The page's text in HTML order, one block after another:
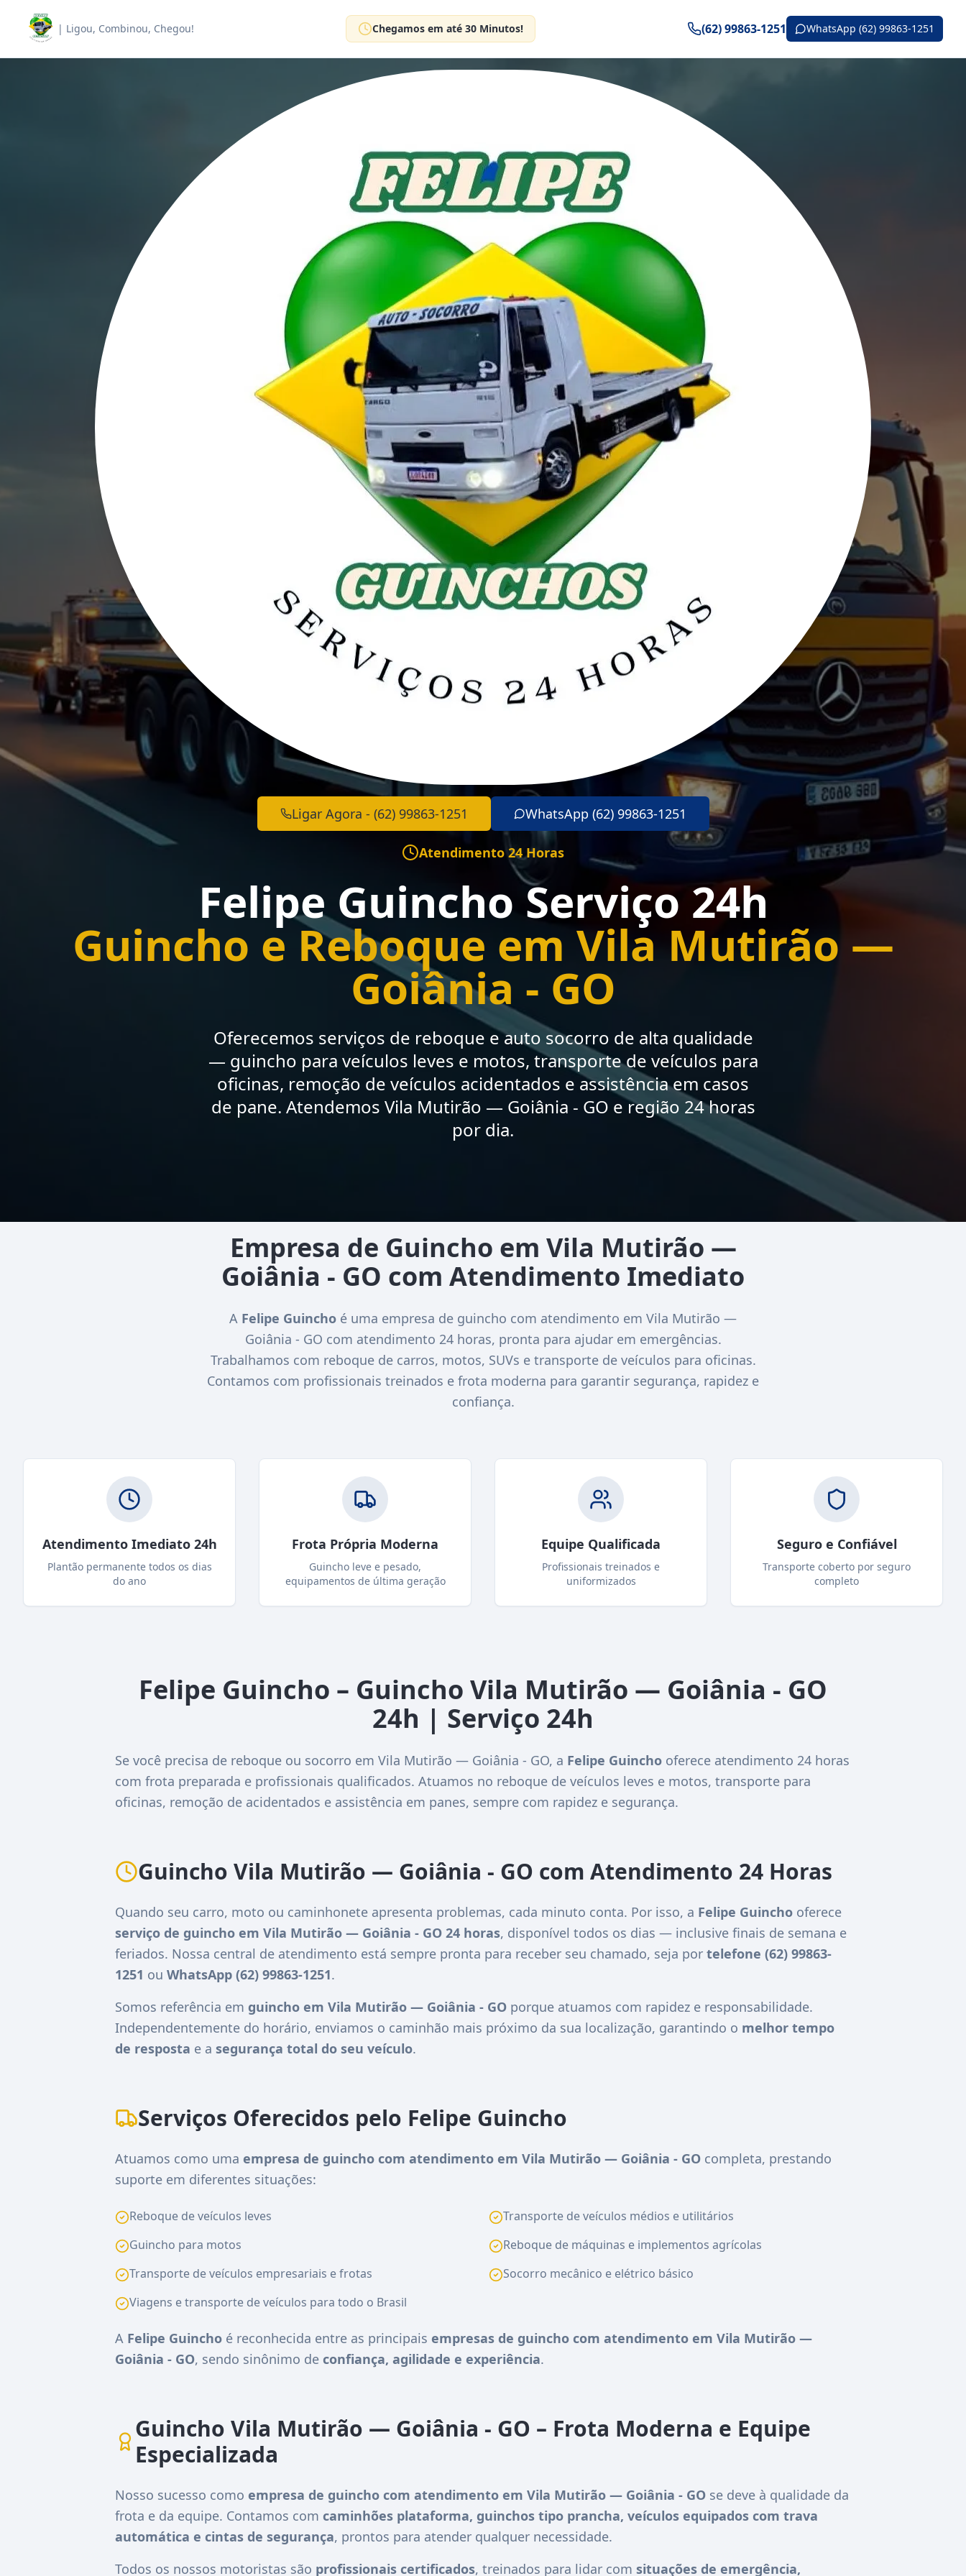
| Ligou, Combinou, Chegou! Chegamos em até 30 Minutos! (62) 99863-1251 WhatsApp (62) 99863-1251
Ligar Agora - (62) 99863-1251 WhatsApp (62) 99863-1251
Atendimento 24 Horas
Felipe Guincho Serviço 24h
Guincho e Reboque em Vila Mutirão —
Goiânia - GO
Oferecemos serviços de reboque e auto socorro de alta qualidade
— guincho para veículos leves e motos, transporte de veículos para
oficinas, remoção de veículos acidentados e assistência em casos
de pane. Atendemos Vila Mutirão — Goiânia - GO e região 24 horas
por dia.
Empresa de Guincho em Vila Mutirão —
Goiânia - GO com Atendimento Imediato
A Felipe Guincho é uma empresa de guincho com atendimento em Vila Mutirão —
Goiânia - GO com atendimento 24 horas, pronta para ajudar em emergências.
Trabalhamos com reboque de carros, motos, SUVs e transporte de veículos para oficinas.
Contamos com profissionais treinados e frota moderna para garantir segurança, rapidez e
confiança.
Atendimento Imediato 24h
Plantão permanente todos os dias
do ano
Frota Própria Moderna
Guincho leve e pesado,
equipamentos de última geração
Equipe Qualificada
Profissionais treinados e
uniformizados
Seguro e Confiável
Transporte coberto por seguro
completo
Felipe Guincho – Guincho Vila Mutirão — Goiânia - GO
24h | Serviço 24h
Se você precisa de reboque ou socorro em Vila Mutirão — Goiânia - GO, a Felipe Guincho oferece atendimento 24 horas
com frota preparada e profissionais qualificados. Atuamos no reboque de veículos leves e motos, transporte para
oficinas, remoção de acidentados e assistência em panes, sempre com rapidez e segurança.
Guincho Vila Mutirão — Goiânia - GO com Atendimento 24 Horas
Quando seu carro, moto ou caminhonete apresenta problemas, cada minuto conta. Por isso, a Felipe Guincho oferece
serviço de guincho em Vila Mutirão — Goiânia - GO 24 horas, disponível todos os dias — inclusive finais de semana e
feriados. Nossa central de atendimento está sempre pronta para receber seu chamado, seja por telefone (62) 99863-
1251 ou WhatsApp (62) 99863-1251.
Somos referência em guincho em Vila Mutirão — Goiânia - GO porque atuamos com rapidez e responsabilidade.
Independentemente do horário, enviamos o caminhão mais próximo da sua localização, garantindo o melhor tempo
de resposta e a segurança total do seu veículo.
Serviços Oferecidos pelo Felipe Guincho
Atuamos como uma empresa de guincho com atendimento em Vila Mutirão — Goiânia - GO completa, prestando
suporte em diferentes situações:
Reboque de veículos leves
Transporte de veículos médios e utilitários
Guincho para motos
Reboque de máquinas e implementos agrícolas
Transporte de veículos empresariais e frotas
Socorro mecânico e elétrico básico
Viagens e transporte de veículos para todo o Brasil
A Felipe Guincho é reconhecida entre as principais empresas de guincho com atendimento em Vila Mutirão —
Goiânia - GO, sendo sinônimo de confiança, agilidade e experiência.
Guincho Vila Mutirão — Goiânia - GO – Frota Moderna e Equipe
Especializada
Nosso sucesso como empresa de guincho com atendimento em Vila Mutirão — Goiânia - GO se deve à qualidade da
frota e da equipe. Contamos com caminhões plataforma, guinchos tipo prancha, veículos equipados com trava
automática e cintas de segurança, prontos para atender qualquer necessidade.
Todos os nossos motoristas são profissionais certificados, treinados para lidar com situações de emergência,